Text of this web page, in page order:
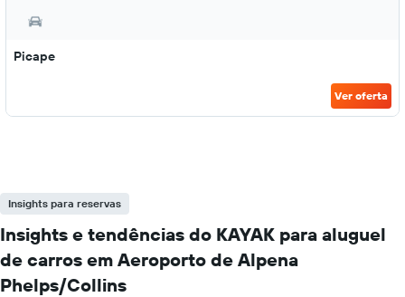
Picape
Ver oferta
Insights para reservas
Insights e tendências do KAYAK para aluguel
de carros em Aeroporto de Alpena
Phelps/Collins